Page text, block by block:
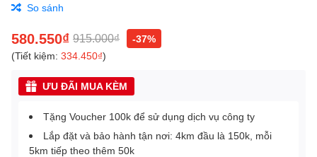
So sánh
580.550₫ 915.000₫
-37%
(Tiết kiệm: 334.450₫)
ƯU ĐÃI MUA KÈM
Tặng Voucher 100k để sử dụng dịch vụ công ty
Lắp đặt và bảo hành tận nơi: 4km đầu là 150k, mỗi
5km tiếp theo thêm 50k